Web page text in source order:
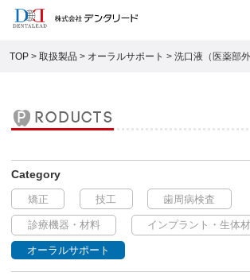
TOP> 取扱製品> オーラルサポート > 洗口液（医薬部外
products
矯正 技工 歯周病検査
診療機器・材料 インプラント・生体
オーラルサポート